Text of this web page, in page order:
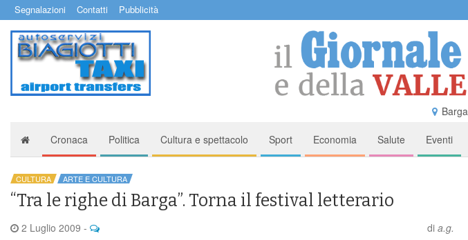
Segnalazioni Contatti Pubblicità
Barga
Cronaca Politica Cultura e spettacolo Sport Economia Salute Eventi
CULTURA ARTE E CULTURA
“Tra le righe di Barga”. Torna il festival letterario
2 Luglio 2009 - di a.g.